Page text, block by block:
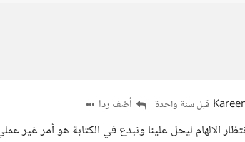
قبل سنة واحدة أضف ردا
الالهام ليحل علينا ونبدع في الكتابة هو أمر غير